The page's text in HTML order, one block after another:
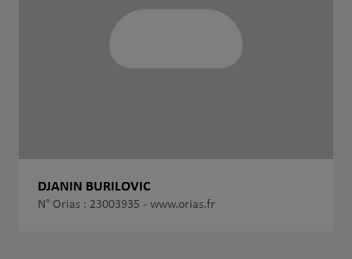
DJANIN BURILOVIC
N° Orias : 23003935 - www.orias.fr